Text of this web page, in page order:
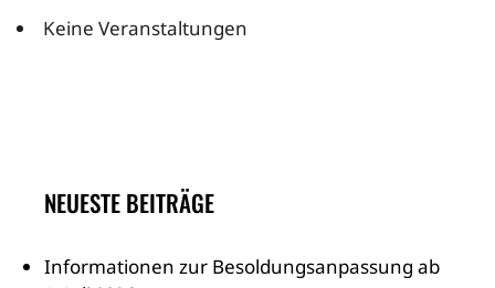
Keine Veranstaltungen
NEUESTE BEITRÄGE
Informationen zur Besoldungsanpassung ab